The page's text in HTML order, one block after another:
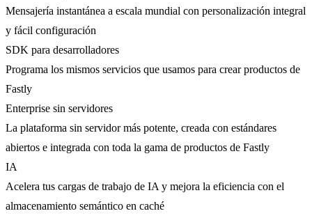
Mensajería instantánea a escala mundial con personalización integral
y fácil configuración
SDK para desarrolladores
Programa los mismos servicios que usamos para crear productos de
Fastly
Enterprise sin servidores
La plataforma sin servidor más potente, creada con estándares
abiertos e integrada con toda la gama de productos de Fastly
IA
Acelera tus cargas de trabajo de IA y mejora la eficiencia con el
almacenamiento semántico en caché